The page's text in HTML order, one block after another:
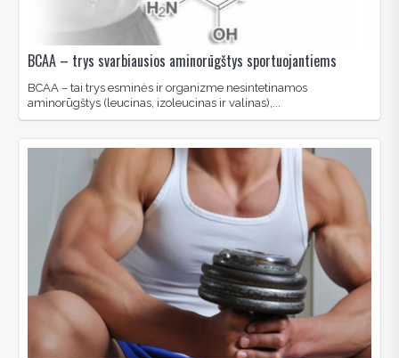
BCAA – trys svarbiausios aminorūgštys sportuojantiems
BCAA – tai trys esminės ir organizme nesintetinamos
aminorūgštys (leucinas, izoleucinas ir valinas),...